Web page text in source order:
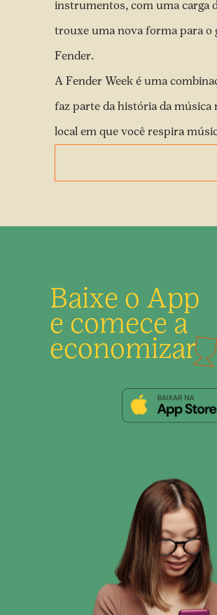
instrumentos, com uma carga
trouxe uma nova forma para o
Fender.
A Fender Week é uma
faz parte da história da música
local em que você respira
Baixe o App
e comece a
economizar